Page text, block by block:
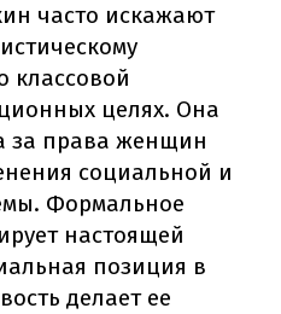
часто искажают
классовой
целях. Она
за права женщин
социальной и
Формальное
настоящей
позиция в
делает ее